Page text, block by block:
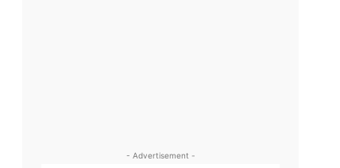
- Advertisement -